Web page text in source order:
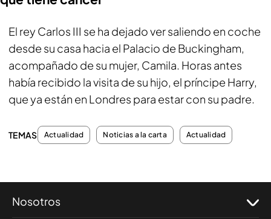
El rey Carlos III se ha dejado ver saliendo en coche
desde su casa hacia el Palacio de Buckingham,
acompañado de su mujer, Camila. Horas antes
había recibido la visita de su hijo, el príncipe Harry,
que ya están en Londres para estar con su padre.
TEMAS Actualidad Noticias a la carta Actualidad
Nosotros